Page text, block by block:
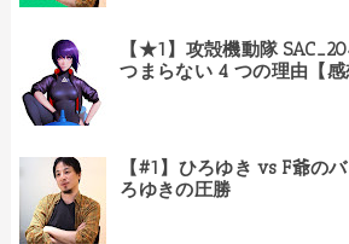
【★1】攻殻機動隊
つまらない 4 つの理由【感
【#1】ひろゆき vs F爺の
ろゆきの圧勝